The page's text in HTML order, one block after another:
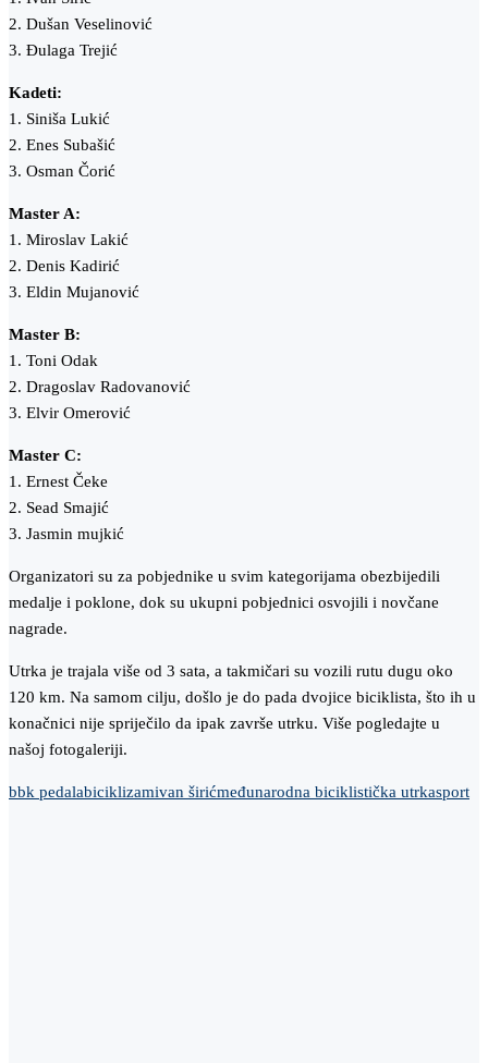
2. Dušan Veselinović
3. Đulaga Trejić
Kadeti:
1. Siniša Lukić
2. Enes Subašić
3. Osman Čorić
Master A:
1. Miroslav Lakić
2. Denis Kadirić
3. Eldin Mujanović
Master B:
1. Toni Odak
2. Dragoslav Radovanović
3. Elvir Omerović
Master C:
1. Ernest Čeke
2. Sead Smajić
3. Jasmin mujkić
Organizatori su za pobjednike u svim kategorijama obezbijedili
medalje i poklone, dok su ukupni pobjednici osvojili i novčane
nagrade.
Utrka je trajala više od 3 sata, a takmičari su vozili rutu dugu oko
120 km. Na samom cilju, došlo je do pada dvojice biciklista, što ih u
konačnici nije spriječilo da ipak završe utrku. Više pogledajte u
našoj fotogaleriji.
bbk pedalabiciklizamivan širićmeđunarodna biciklistička utrkasport